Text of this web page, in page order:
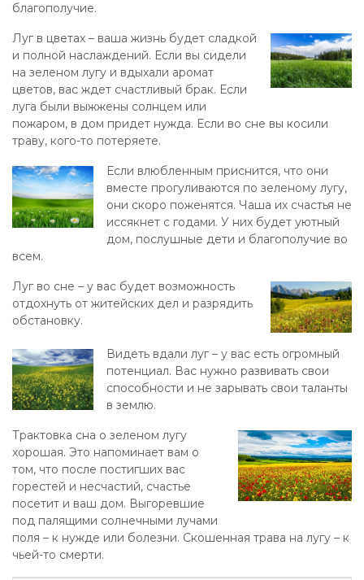
благополучие.
Луг в цветах – ваша жизнь будет сладкой
и полной наслаждений. Если вы сидели
на зеленом лугу и вдыхали аромат
цветов, вас ждет счастливый брак. Если
луга были выжжены солнцем или
пожаром, в дом придет нужда. Если во сне вы косили
траву, кого-то потеряете.
Если влюбленным приснится, что они
вместе прогуливаются по зеленому лугу,
они скоро поженятся. Чаша их счастья не
иссякнет с годами. У них будет уютный
дом, послушные дети и благополучие во
всем.
Луг во сне – у вас будет возможность
отдохнуть от житейских дел и разрядить
обстановку.
Видеть вдали луг – у вас есть огромный
потенциал. Вас нужно развивать свои
способности и не зарывать свои таланты
в землю.
Трактовка сна о зеленом лугу
хорошая. Это напоминает вам о
том, что после постигших вас
горестей и несчастий, счастье
посетит и ваш дом. Выгоревшие
под палящими солнечными лучами
поля – к нужде или болезни. Скошенная трава на лугу – к
чьей-то смерти.